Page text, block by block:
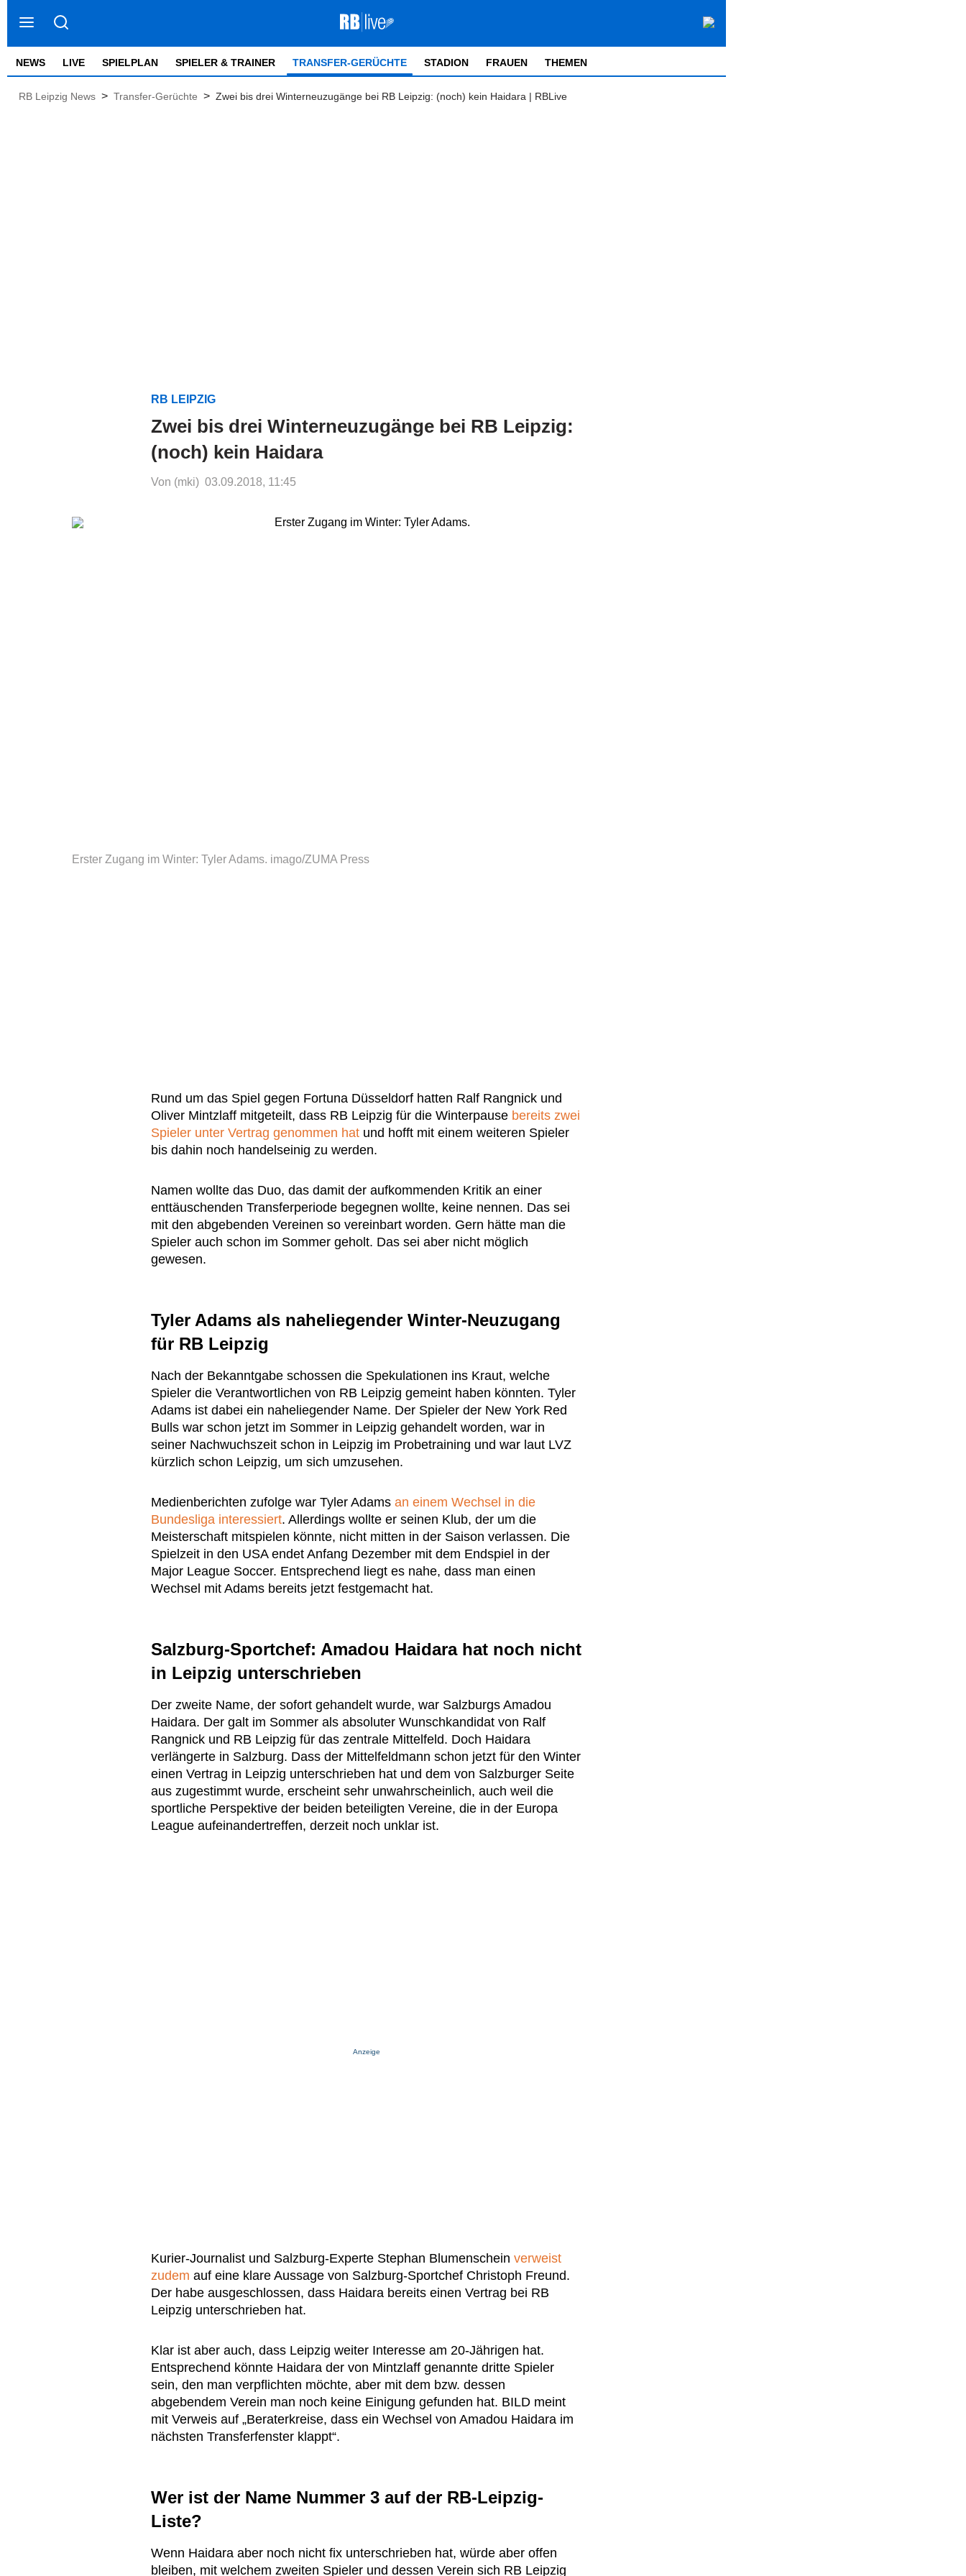
NEWS LIVE SPIELPLAN SPIELER & TRAINER TRANSFER-GERÜCHTE STADION FRAUEN THEMEN
RB Leipzig News > Transfer-Gerüchte > Zwei bis drei Winterneuzugänge bei RB Leipzig: (noch) kein Haidara | RBLive
RB LEIPZIG
Zwei bis drei Winterneuzugänge bei RB Leipzig:
(noch) kein Haidara
Von (mki) 03.09.2018, 11:45
Erster Zugang im Winter: Tyler Adams. imago/ZUMA Press
Rund um das Spiel gegen Fortuna Düsseldorf hatten Ralf Rangnick und
Oliver Mintzlaff mitgeteilt, dass RB Leipzig für die Winterpause bereits zwei
Spieler unter Vertrag genommen hat und hofft mit einem weiteren Spieler
bis dahin noch handelseinig zu werden.
Namen wollte das Duo, das damit der aufkommenden Kritik an einer
enttäuschenden Transferperiode begegnen wollte, keine nennen. Das sei
mit den abgebenden Vereinen so vereinbart worden. Gern hätte man die
Spieler auch schon im Sommer geholt. Das sei aber nicht möglich
gewesen.
Tyler Adams als naheliegender Winter-Neuzugang
für RB Leipzig
Nach der Bekanntgabe schossen die Spekulationen ins Kraut, welche
Spieler die Verantwortlichen von RB Leipzig gemeint haben könnten. Tyler
Adams ist dabei ein naheliegender Name. Der Spieler der New York Red
Bulls war schon jetzt im Sommer in Leipzig gehandelt worden, war in
seiner Nachwuchszeit schon in Leipzig im Probetraining und war laut LVZ
kürzlich schon Leipzig, um sich umzusehen.
Medienberichten zufolge war Tyler Adams an einem Wechsel in die
Bundesliga interessiert. Allerdings wollte er seinen Klub, der um die
Meisterschaft mitspielen könnte, nicht mitten in der Saison verlassen. Die
Spielzeit in den USA endet Anfang Dezember mit dem Endspiel in der
Major League Soccer. Entsprechend liegt es nahe, dass man einen
Wechsel mit Adams bereits jetzt festgemacht hat.
Salzburg-Sportchef: Amadou Haidara hat noch nicht
in Leipzig unterschrieben
Der zweite Name, der sofort gehandelt wurde, war Salzburgs Amadou
Haidara. Der galt im Sommer als absoluter Wunschkandidat von Ralf
Rangnick und RB Leipzig für das zentrale Mittelfeld. Doch Haidara
verlängerte in Salzburg. Dass der Mittelfeldmann schon jetzt für den Winter
einen Vertrag in Leipzig unterschrieben hat und dem von Salzburger Seite
aus zugestimmt wurde, erscheint sehr unwahrscheinlich, auch weil die
sportliche Perspektive der beiden beteiligten Vereine, die in der Europa
League aufeinandertreffen, derzeit noch unklar ist.
Anzeige
Kurier-Journalist und Salzburg-Experte Stephan Blumenschein verweist
zudem auf eine klare Aussage von Salzburg-Sportchef Christoph Freund.
Der habe ausgeschlossen, dass Haidara bereits einen Vertrag bei RB
Leipzig unterschrieben hat.
Klar ist aber auch, dass Leipzig weiter Interesse am 20-Jährigen hat.
Entsprechend könnte Haidara der von Mintzlaff genannte dritte Spieler
sein, den man verpflichten möchte, aber mit dem bzw. dessen
abgebendem Verein man noch keine Einigung gefunden hat. BILD meint
mit Verweis auf „Beraterkreise, dass ein Wechsel von Amadou Haidara im
nächsten Transferfenster klappt“.
Wer ist der Name Nummer 3 auf der RB-Leipzig-
Liste?
Wenn Haidara aber noch nicht fix unterschrieben hat, würde aber offen
bleiben, mit welchem zweiten Spieler und dessen Verein sich RB Leipzig